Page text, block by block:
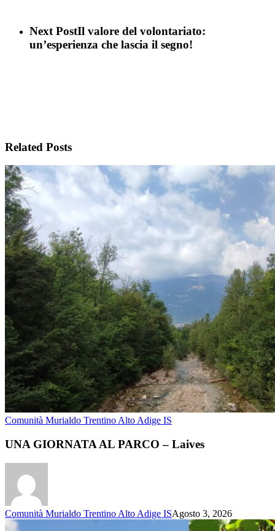
Next PostIl valore del volontariato:
un’esperienza che lascia il segno!
Related Posts
Comunità Murialdo Trentino Alto Adige IS
UNA GIORNATA AL PARCO – Laives
Comunità Murialdo Trentino Alto Adige ISAgosto 3, 2026